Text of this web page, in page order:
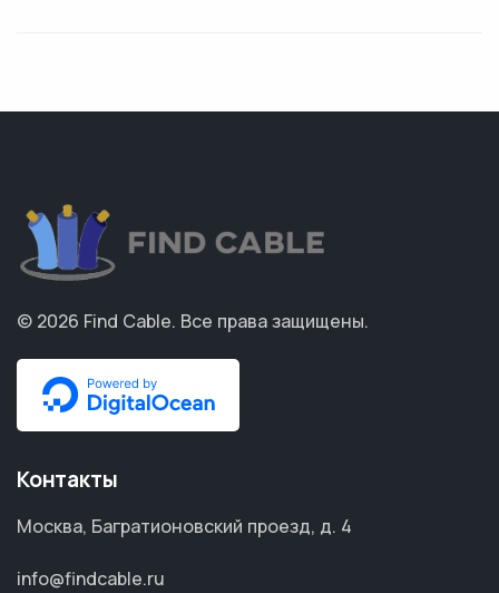
© 2026 Find Cable. Все права защищены.
Контакты
Москва, Багратионовский проезд, д. 4
info@findcable.ru